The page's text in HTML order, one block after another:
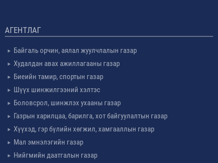
АГЕНТЛАГ
Байгаль орчин, аялал жуулчлалын газар
Худалдан авах ажиллагааны газар
Биеийн тамир, спортын газар
Шүүх шинжилгээний хэлтэс
Боловсрол, шинжлэх ухааны газар
Газрын харилцаа, барилга, хот байгуулалтын газар
Хүүхэд, гэр бүлийн хөгжил, хамгааллын газар
Мал эмнэлэгийн газар
Нийгмийн даатгалын газар